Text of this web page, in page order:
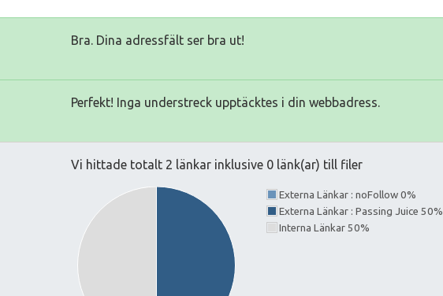
Bra. Dina adressfält ser bra ut!
Perfekt! Inga understreck upptäcktes i din webbadress.
Vi hittade totalt 2 länkar inklusive 0 länk(ar) till filer
Externa Länkar : noFollow 0%
Externa Länkar : Passing Juice 50%
Interna Länkar 50%